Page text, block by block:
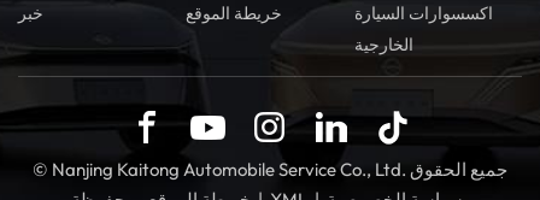
خبر
خريطة الموقع
اكسسوارات السيارة
الخارجية
© Nanjing Kaitong Automobile Service Co., Ltd. جميع الحقوق